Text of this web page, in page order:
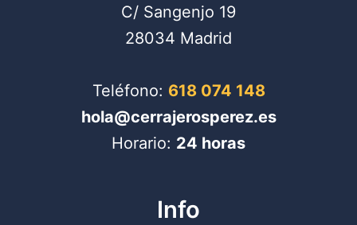
Las
opciones
pueden
elegir
en
C/ Sangenjo 19
28034 Madrid
Teléfono: 618 074 148
hola@cerrajerosperez.es
Horario: 24 horas
Info